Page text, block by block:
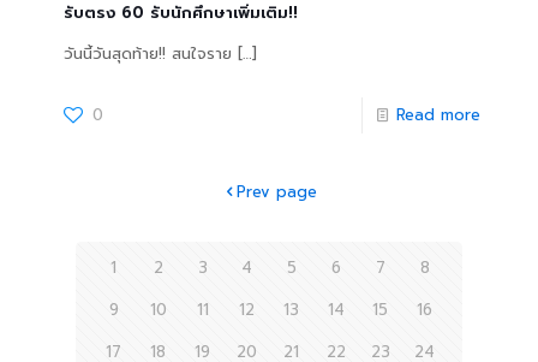
รับตรง 60 รับนักศึกษาเพิ่มเติม!!
วันนี้วันสุดท้าย!! สนใจราย […]
0 Read more
Prev page
1 2 3 4 5 6 7
8
9
10 11 12 13 14 15
16
17
18 19 20 21 22 23
24